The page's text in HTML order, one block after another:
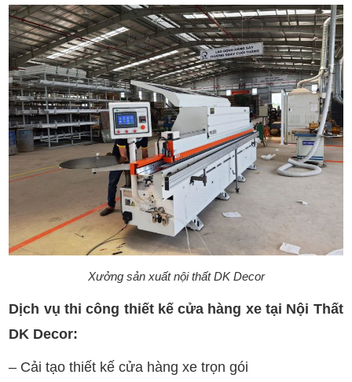
Xưởng sản xuất nội thất DK Decor
Dịch vụ thi công thiết kế cửa hàng xe tại Nội Thất
DK Decor:
– Cải tạo thiết kế cửa hàng xe trọn gói